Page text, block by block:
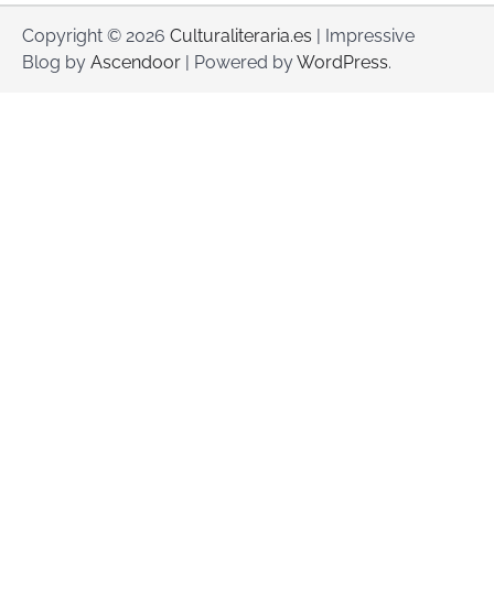
Copyright © 2026 Culturaliteraria.es | Impressive
Blog by Ascendoor | Powered byWordPress.